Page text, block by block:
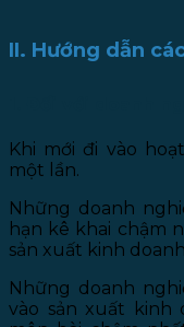
II. Hướng dẫn
Khi mới đi vào
một lần.
Những doanh
hạn kê khai chậm
sản xuất kinh
Những doanh
vào sản xuất kinh